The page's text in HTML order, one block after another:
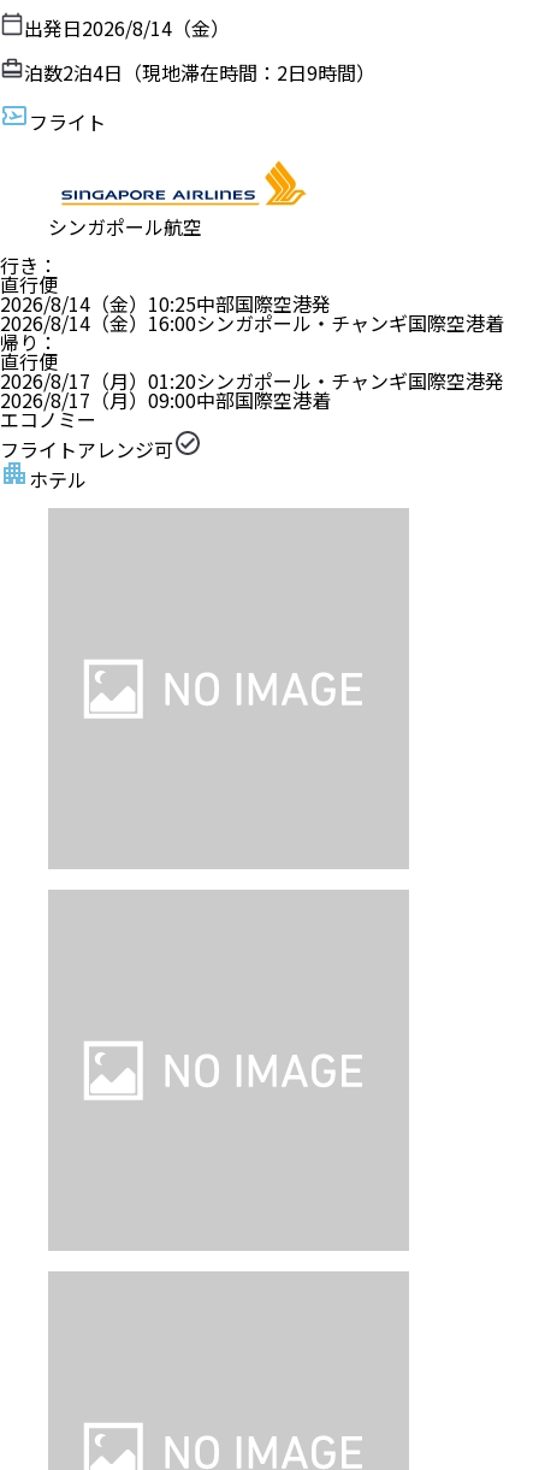
出発日2026/8/14（金）
泊数2泊4日（現地滞在時間： 2日9時間）
フライト
シンガポール航空
行き ：
直行便
2026/8/14（金） 10:25中部国際空港発
2026/8/14（金） 16:00シンガポール・チャンギ国際空港着
帰り ：
直行便
2026/8/17（月） 01:20シンガポール・チャンギ国際空港発
2026/8/17（月） 09:00中部国際空港着
エコノミー
フライトアレンジ可
ホテル